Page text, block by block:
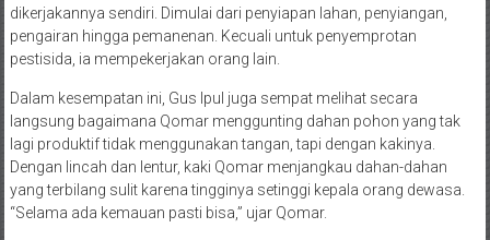
dikerjakannya sendiri. Dimulai dari penyiapan lahan, penyiangan,
pengairan hingga pemanenan. Kecuali untuk penyemprotan
pestisida, ia mempekerjakan orang lain.
Dalam kesempatan ini, Gus Ipul juga sempat melihat secara
langsung bagaimana Qomar menggunting dahan pohon yang tak
lagi produktif tidak menggunakan tangan, tapi dengan kakinya.
Dengan lincah dan lentur, kaki Qomar menjangkau dahan-dahan
yang terbilang sulit karena tingginya setinggi kepala orang dewasa.
“Selama ada kemauan pasti bisa,” ujar Qomar.